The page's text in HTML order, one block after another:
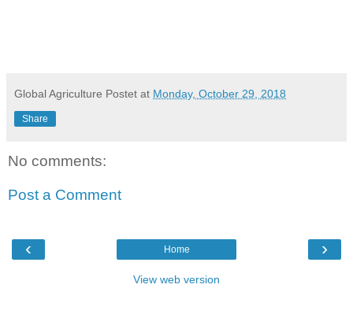
Global Agriculture Postet at Monday, October 29, 2018
Share
No comments:
Post a Comment
‹ ›
Home
View web version